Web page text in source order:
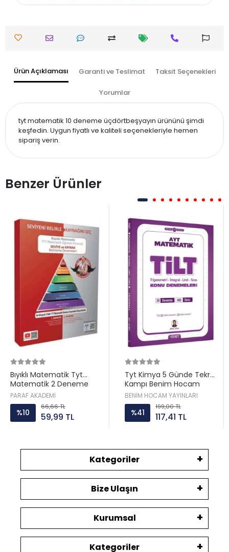
Ürün Açıklaması Garanti ve Teslimat Taksit Seçenekleri
Yorumlar
tyt matematik 10 deneme üçdörtbeşyayın ürününü şimdi
keşfedin. Uygun fiyatlı ve kaliteli seçenekleriyle hemen
sipariş verin.
Benzer Ürünler
Bıyıklı Matematik Tyt
Matematik 2 Deneme
Paraf Akademi
PARAF AKADEMİ
%10
66,66 TL
59,99 TL
Tyt Kimya 5 Günde Tekrar
Kampı Benim Hocam
BENİM HOCAM YAYINLARI
%41
199,00 TL
117,41 TL
Kategoriler
Bize Ulaşın
Kurumsal
Kategoriler